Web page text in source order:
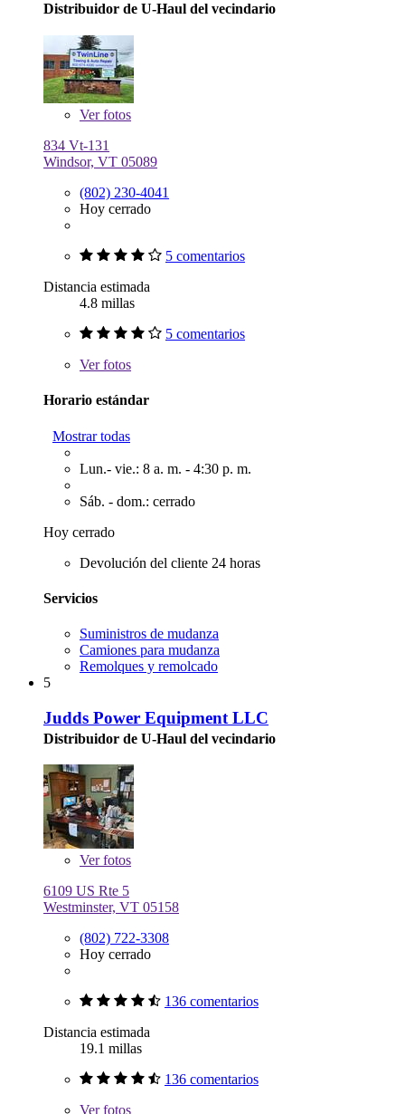
Distribuidor de U-Haul del vecindario
Verfotos
834 Vt-131
Windsor, VT 05089
(802) 230-4041
Hoy cerrado
5 comentarios
Distancia estimada
4.8 millas
5 comentarios
Verfotos
Horario estándar
Mostrar todas
Lun.- vie.: 8 a. m. - 4:30 p. m.
Sáb. - dom.: cerrado
Hoy cerrado
Devolución del cliente 24 horas
Servicios
Suministros de mudanza
Camiones para mudanza
Remolques y remolcado
5
Judds Power Equipment LLC
Distribuidor de U-Haul del vecindario
Verfotos
6109 US Rte 5
Westminster, VT 05158
(802) 722-3308
Hoy cerrado
136 comentarios
Distancia estimada
19.1 millas
136 comentarios
Verfotos